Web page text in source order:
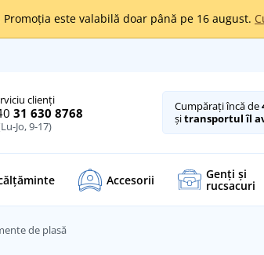
Promoția este valabilă doar până pe 16 august.
clienți
31 630 8768
Jo, 9-17)
Cumpărați încă de
șitransportul îl
Accesorii Genți și
rucsacuri
de plasă